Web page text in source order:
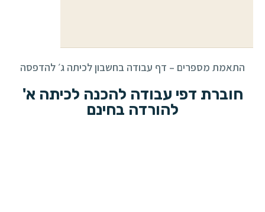
התאמת מספרים – דף עבודה בחשבון לכיתה ג׳ להדפסה
חוברת דפי עבודה להכנה לכיתה א'
להורדה בחינם